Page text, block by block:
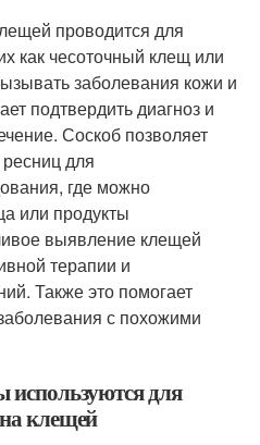
проводится для
как чесоточный клещ или
заболевания кожи и
подтвердить диагноз и
Соскоб позволяет
для
где можно
или продукты
выявление клещей
терапии и
Также это помогает
с похожими
используются для
клещей